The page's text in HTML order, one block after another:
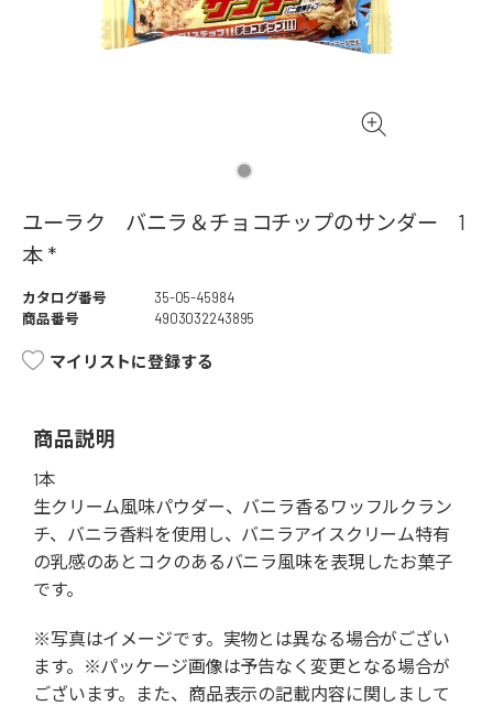
ユーラク バニラ＆チョコチップのサンダー 1
本 *
カタログ番号
35-05-45984
商品番号
4903032243895
マイリストに登録する
商品説明
1本
生クリーム風味パウダー、バニラ香るワッフルクラン
チ、バニラ香料を使用し、バニラアイスクリーム特有
の乳感のあとコクのあるバニラ風味を表現したお菓子
です。
※写真はイメージです。実物とは異なる場合がござい
ます。※パッケージ画像は予告なく変更となる場合が
ございます。また、商品表示の記載内容に関しまして